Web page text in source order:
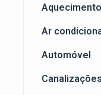
Aquecimento
Ar
Automóvel
Canalizações